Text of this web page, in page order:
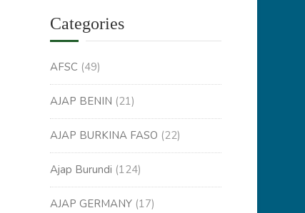
Categories
AFSC (49)
AJAP BENIN (21)
AJAP BURKINA FASO (22)
Ajap Burundi (124)
AJAP GERMANY (17)